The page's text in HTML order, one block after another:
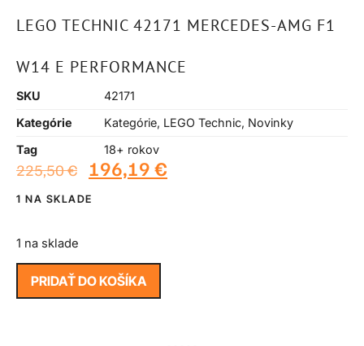
LEGO TECHNIC 42171 MERCEDES-AMG F1
W14 E PERFORMANCE
SKU
42171
Kategórie
Kategórie, LEGO Technic, Novinky
Tag
18+ rokov
225,50€ 196,19 €
1 NA SKLADE
1 na sklade
PRIDAŤ DO KOŠÍKA